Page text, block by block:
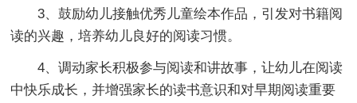
3、鼓励幼儿接触优秀儿童绘本作品，引发对书籍阅
读的兴趣，培养幼儿良好的阅读习惯。
4、调动家长积极参与阅读和讲故事，让幼儿在阅读
中快乐成长，并增强家长的读书意识和对早期阅读重要